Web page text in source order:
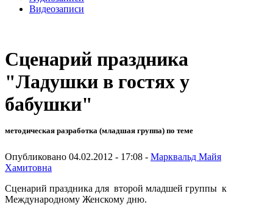
Видеозаписи
Сценарий праздника
"Ладушки в гостях у
бабушки"
методическая разработка (младшая группа) по теме
Опубликовано 04.02.2012 - 17:08 - Марквальд Майя
Хамитовна
Сценарий праздника для второй младшей группы к
Международному Женскому дню.